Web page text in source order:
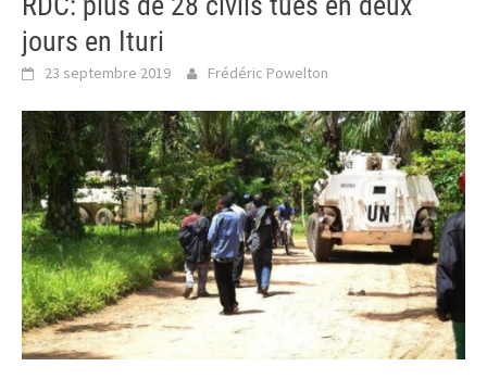
jours en Ituri
23 septembre 2019 Frédéric Powelton